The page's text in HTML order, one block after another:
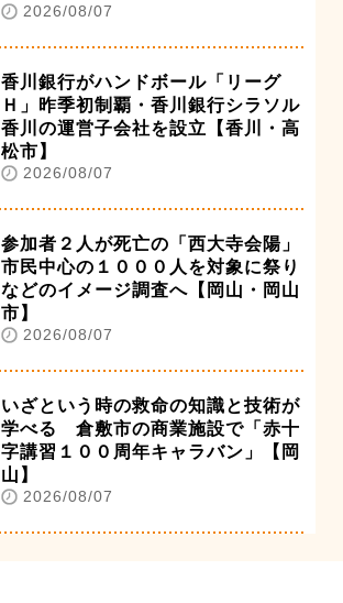
2026/08/07
香川銀行がハンドボール「リーグ
Ｈ」昨季初制覇・香川銀行シラソル
香川の運営子会社を設立【香川・高
松市】
2026/08/07
参加者２人が死亡の「西大寺会陽」
市民中心の１０００人を対象に祭り
などのイメージ調査へ【岡山・岡山
市】
2026/08/07
いざという時の救命の知識と技術が
学べる 倉敷市の商業施設で「赤十
字講習１００周年キャラバン」【岡
山】
2026/08/07